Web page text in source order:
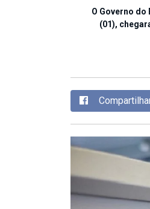
O Governo
(01),